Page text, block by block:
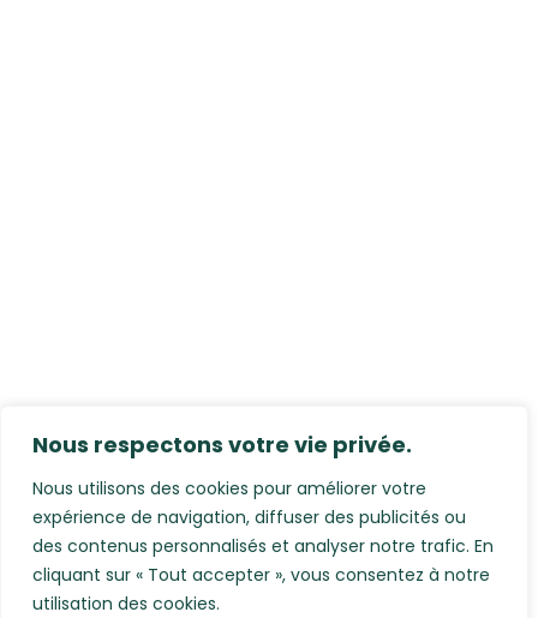
Nous respectons votre vie privée.
Nous utilisons des cookies pour améliorer votre
expérience de navigation, diffuser des publicités ou
des contenus personnalisés et analyser notre trafic. En
cliquant sur « Tout accepter », vous consentez à notre
utilisation des cookies.